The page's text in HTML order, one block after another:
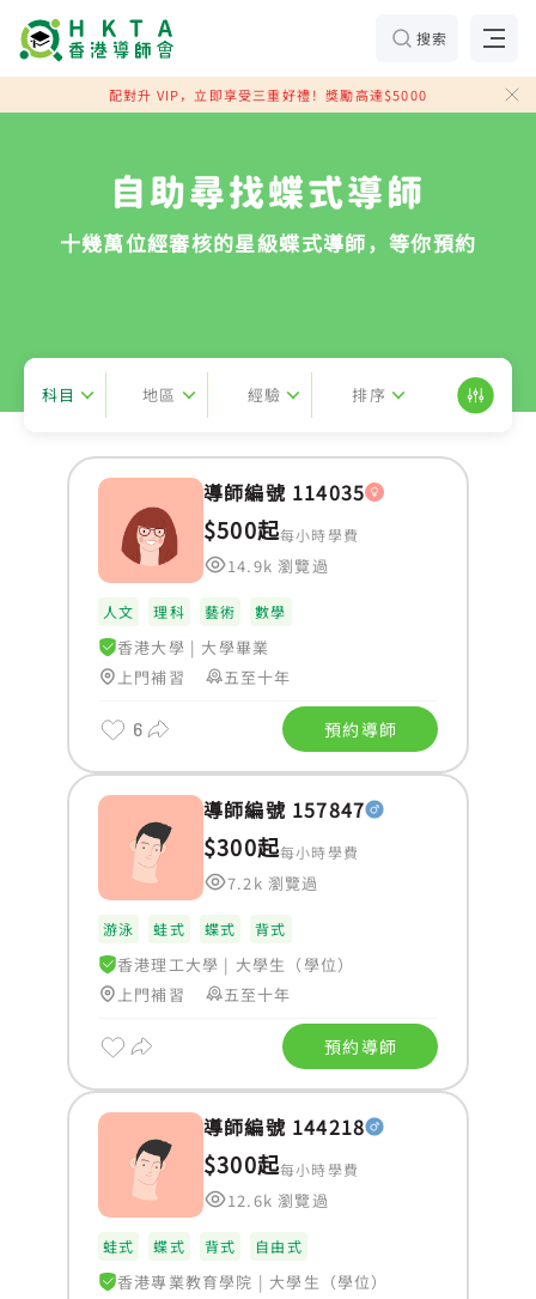
搜索
配對升 VIP，立即享受三重好禮！獎勵高達$5000
自助尋找蝶式導師
十幾萬位經審核的星級蝶式導師，等你預約
科目 地區 經驗 排序
導師編號 114035
$500起每小時學費
14.9k 瀏覽過
人文 理科 藝術 數學
香港大學 | 大學畢業
上門補習
五至十年
6 預約導師
導師編號 157847
$300起每小時學費
7.2k 瀏覽過
游泳 蛙式 蝶式 背式
香港理工大學 | 大學生（學位）
上門補習
五至十年
預約導師
導師編號 144218
$300起每小時學費
12.6k 瀏覽過
蛙式 蝶式 背式 自由式
香港專業教育學院 | 大學生（學位）